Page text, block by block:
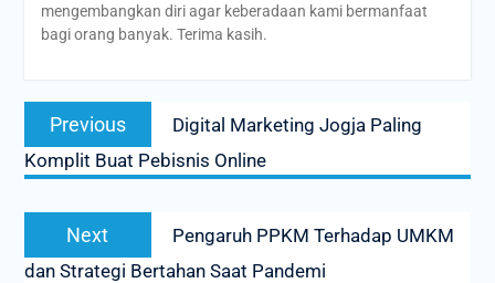
mengembangkan diri agar keberadaan kami bermanfaat
bagi orang banyak. Terima kasih.
Post
navigation
Previous
post:
Digital Marketing Jogja Paling
Komplit Buat Pebisnis Online
Next
post:
Pengaruh PPKM Terhadap UMKM
dan Strategi Bertahan Saat Pandemi